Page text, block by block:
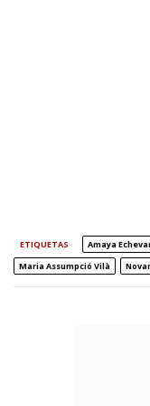
ETIQUETAS Amaya
Maria Assumpció Vilà